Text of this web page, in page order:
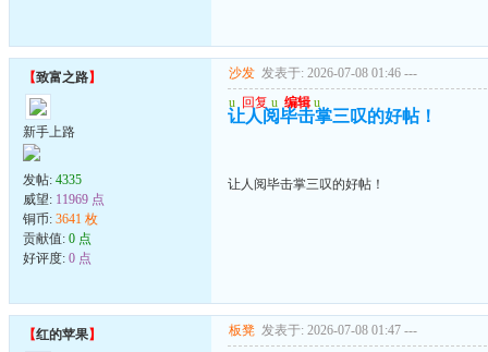
【致富之路】
新手上路
发帖: 4335
威望: 11969 点
铜币: 3641 枚
贡献值: 0 点
好评度: 0 点
沙发 发表于: 2026-07-08 01:46 ---
u 回复 u 编辑 u
让人阅毕击掌三叹的好帖！
让人阅毕击掌三叹的好帖！
【红的苹果】 板凳 发表于: 2026-07-08 01:47 ---